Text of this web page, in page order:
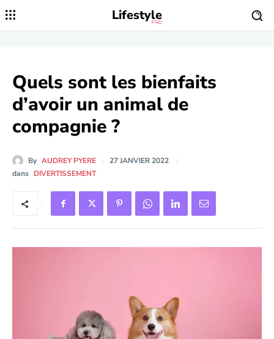
Lifestyle
PRO
Quels sont les bienfaits
d’avoir un animal de
compagnie ?
By AUDREY PYERE
27 JANVIER 2022
dans DIVERTISSEMENT